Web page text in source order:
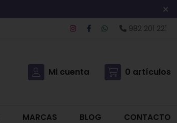
982 201 221
Mi cuenta 0 artículos
MARCAS BLOG CONTACTO